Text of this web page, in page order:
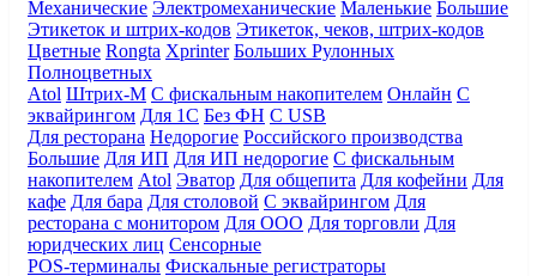
Механические Электромеханические Маленькие Большие
Этикеток и штрих-кодов Этикеток, чеков, штрих-кодов
Цветные Rongta Xprinter Больших Рулонных
Полноцветных
Atol Штрих-М С фискальным накопителем Онлайн С
эквайрингом Для 1С Без ФН С USB
Для ресторана Недорогие Российского производства
Большие Для ИП Для ИП недорогие С фискальным
накопителем Atol Эватор Для общепита Для кофейни Для
кафе Для бара Для столовой С эквайрингом Для
ресторана с монитором Для ООО Для торговли Для
юридческих лиц Сенсорные
POS-терминалы Фискальные регистраторы